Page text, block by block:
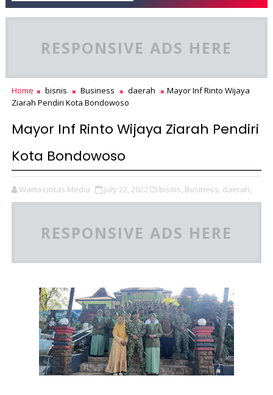
RESPONSIVE ADS HERE
Home bisnis Business daerah
Mayor Inf Rinto Wijaya
Ziarah Pendiri Kota Bondowoso
Mayor Inf Rinto Wijaya Ziarah Pendiri
Kota Bondowoso
Warta Lintas Media July 22, 2022 bisnis, Business, daerah,
RESPONSIVE ADS HERE